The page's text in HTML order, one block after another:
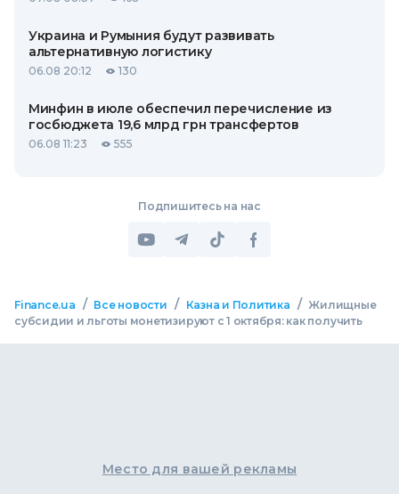
Украина и Румыния будут развивать
альтернативную логистику
06.08 20:12 130
Минфин в июле обеспечил перечисление из
госбюджета 19,6 млрд грн трансфертов
06.08 11:23 555
Подпишитесь на нас
Finance.ua / Все новости / Казна и Политика / Жилищные
субсидии и льготы монетизируют с 1 октября: как получить
Место для вашей рекламы